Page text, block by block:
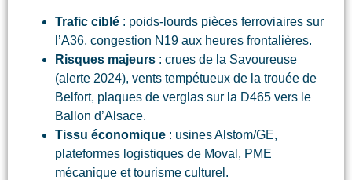
Trafic ciblé : poids-lourds pièces ferroviaires sur
l’A36, congestion N19 aux heures frontalières.
Risques majeurs : crues de la Savoureuse
(alerte 2024), vents tempétueux de la trouée de
Belfort, plaques de verglas sur la D465 vers le
Ballon d’Alsace.
Tissu économique : usines Alstom/GE,
plateformes logistiques de Moval, PME
mécanique et tourisme culturel.